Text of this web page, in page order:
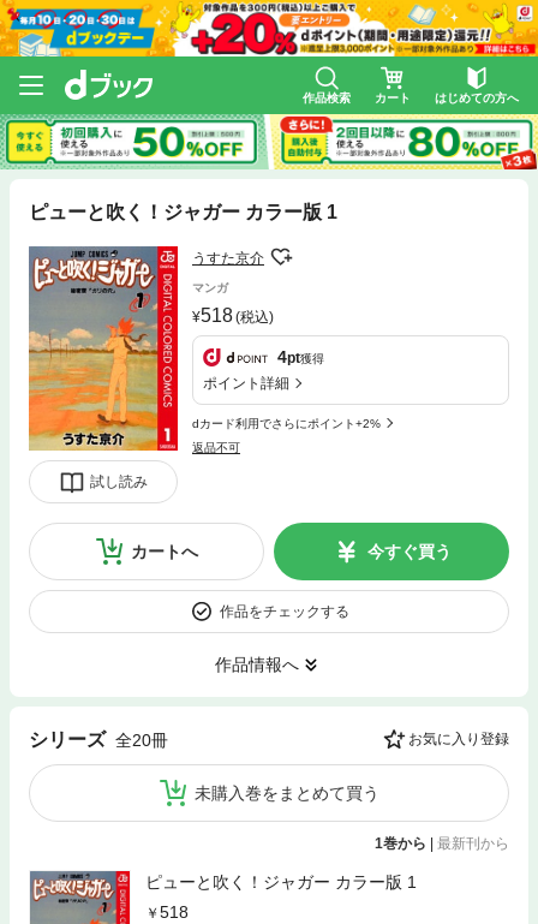
作品検索 カート はじめての方へ
ピューと吹く！ジャガー カラー版 1
試し読み
うすた京介
マンガ
518(税込)
4pt獲得
ポイント詳細
dカード利用でさらにポイント+2%
返品不可
カートへ 今すぐ買う
作品をチェックする
作品情報へ
シリーズ 全20冊 お気に入り登録
未購入巻をまとめて買う
1巻から 最新刊から
ピューと吹く！ジャガー カラー版 1
518